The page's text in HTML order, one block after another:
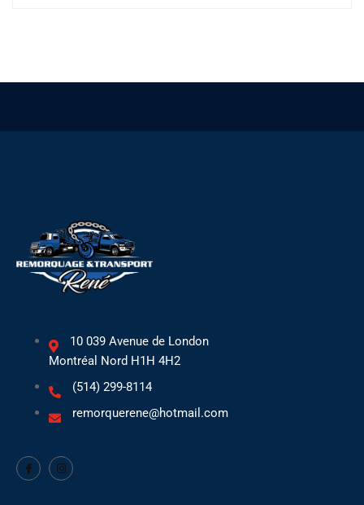
10 039 Avenue de London
Montréal Nord H1H 4H2
(514) 299-8114
remorquerene@hotmail.com